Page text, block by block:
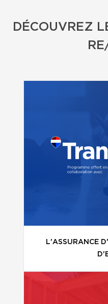
DÉCOUVREZ
L'ASSURANCE